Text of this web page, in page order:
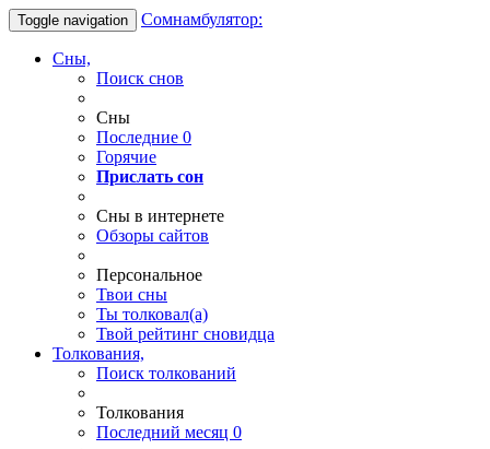
Toggle navigation Сомнамбулятор:
Сны,
Поиск снов
Сны
Последние 0
Горячие
Прислать сон
Сны в интернете
Обзоры сайтов
Персональное
Твои сны
Ты толковал(а)
Твой рейтинг сновидца
Толкования,
Поиск толкований
Толкования
Последний месяц 0